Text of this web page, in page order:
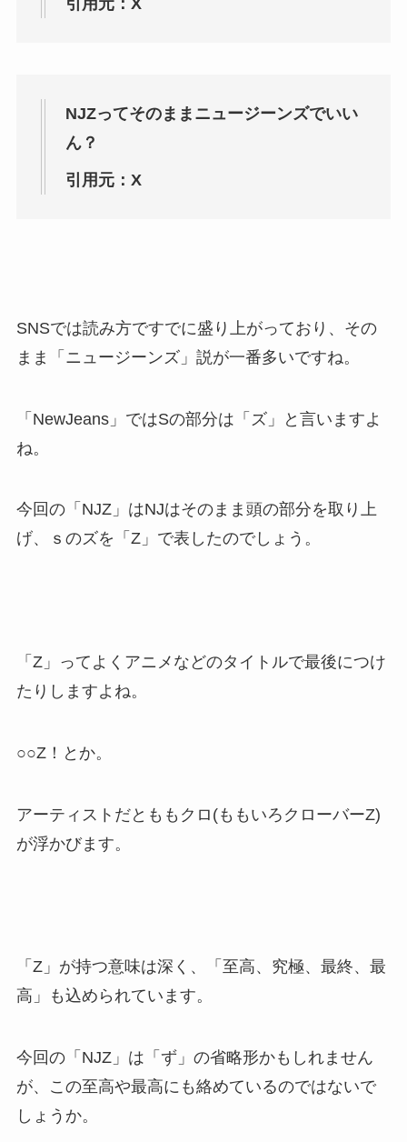
NJZってそのままニュージーンズでいい
ん？
引用元：X
SNSでは読み方ですでに盛り上がっており、その
まま「ニュージーンズ」説が一番多いですね。
「NewJeans」ではSの部分は「ズ」と言いますよ
ね。
今回の「NJZ」はNJはそのまま頭の部分を取り上
げ、ｓのズを「Z」で表したのでしょう。
「Z」ってよくアニメなどのタイトルで最後につけ
たりしますよね。
○○Z！とか。
アーティストだとももクロ(ももいろクローバーZ)
が浮かびます。
「Z」が持つ意味は深く、「至高、究極、最終、最
高」も込められています。
今回の「NJZ」は「ず」の省略形かもしれません
が、この至高や最高にも絡めているのではないで
しょうか。